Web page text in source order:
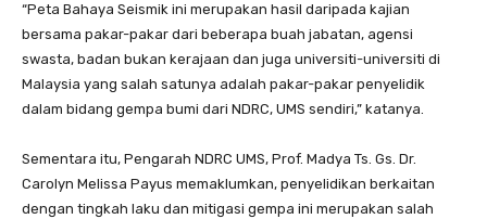
“Peta Bahaya Seismik ini merupakan hasil daripada kajian
bersama pakar-pakar dari beberapa buah jabatan, agensi
swasta, badan bukan kerajaan dan juga universiti-universiti di
Malaysia yang salah satunya adalah pakar-pakar penyelidik
dalam bidang gempa bumi dari NDRC, UMS sendiri,” katanya.
Sementara itu, Pengarah NDRC UMS, Prof. Madya Ts. Gs. Dr.
Carolyn Melissa Payus memaklumkan, penyelidikan berkaitan
dengan tingkah laku dan mitigasi gempa ini merupakan salah